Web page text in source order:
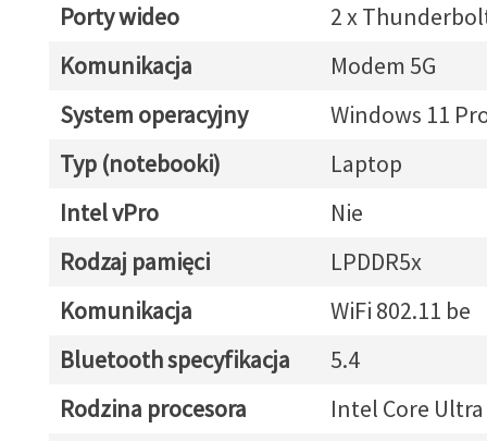
Porty wideo
2 x
Komunikacja
Modem 5G
System operacyjny
Windows 11
Typ (notebooki)
Laptop
Intel vPro
Nie
Rodzaj pamięci
LPDDR5x
Komunikacja
WiFi 802.11 be
Bluetooth specyfikacja
5.4
Rodzina procesora
Intel Core Ultra